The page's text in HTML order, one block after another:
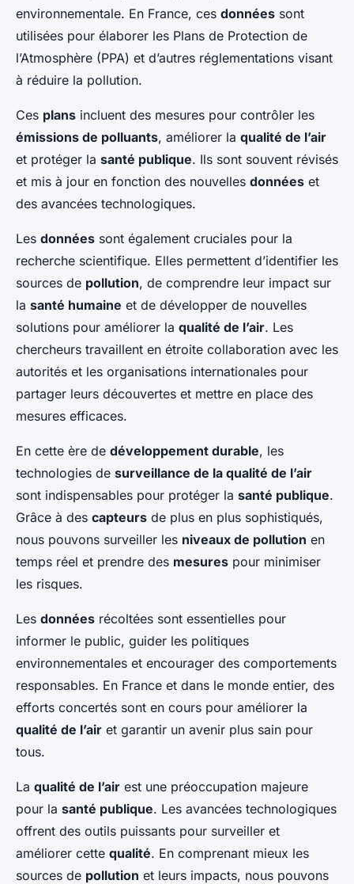
environnementale. En France, ces données sont
utilisées pour élaborer les Plans de Protection de
l’Atmosphère (PPA) et d’autres réglementations visant
à réduire la pollution.
Ces plans incluent des mesures pour contrôler les
émissions de polluants, améliorer la qualité de l’air
et protéger la santé publique. Ils sont souvent révisés
et mis à jour en fonction des nouvelles données et
des avancées technologiques.
Les données sont également cruciales pour la
recherche scientifique. Elles permettent d’identifier les
sources de pollution, de comprendre leur impact sur
la santé humaine et de développer de nouvelles
solutions pour améliorer la qualité de l’air. Les
chercheurs travaillent en étroite collaboration avec les
autorités et les organisations internationales pour
partager leurs découvertes et mettre en place des
mesures efficaces.
En cette ère de développement durable, les
technologies de surveillance de la qualité de l’air
sont indispensables pour protéger la santé publique.
Grâce à des capteurs de plus en plus sophistiqués,
nous pouvons surveiller les niveaux de pollution en
temps réel et prendre des mesures pour minimiser
les risques.
Les données récoltées sont essentielles pour
informer le public, guider les politiques
environnementales et encourager des comportements
responsables. En France et dans le monde entier, des
efforts concertés sont en cours pour améliorer la
qualité de l’air et garantir un avenir plus sain pour
tous.
La qualité de l’air est une préoccupation majeure
pour la santé publique. Les avancées technologiques
offrent des outils puissants pour surveiller et
améliorer cette qualité. En comprenant mieux les
sources de pollution et leurs impacts, nous pouvons